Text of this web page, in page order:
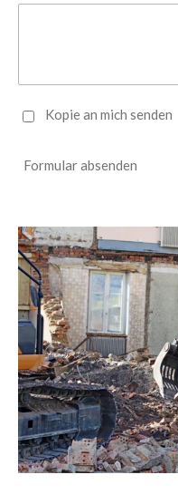
Kopie an mich senden
Formular absenden